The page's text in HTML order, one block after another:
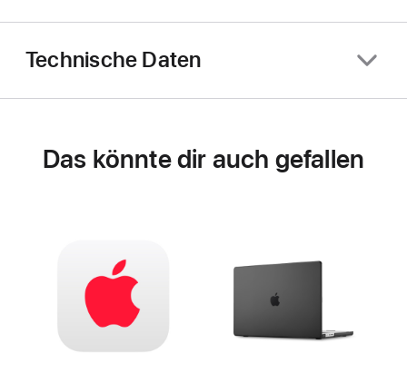
Technische Daten
Das könnte dir auch gefallen